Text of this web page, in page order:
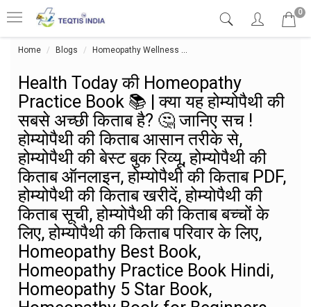
0
Home Blogs Homeopathy Wellness
Health Today की Homeopathy
Practice Book 📚 | क्या यह होम्योपैथी की
सबसे अच्छी किताब है? 🤔 जानिए सच !
होम्योपैथी की किताब आसान तरीके से,
होम्योपैथी की बेस्ट बुक रिव्यू, होम्योपैथी की
किताब ऑनलाइन, होम्योपैथी की किताब PDF,
होम्योपैथी की किताब खरीदें, होम्योपैथी की
किताब सूची, होम्योपैथी की किताब बच्चों के
लिए, होम्योपैथी की किताब परिवार के लिए,
Homeopathy Best Book,
Homeopathy Practice Book Hindi,
Homeopathy 5 Star Book,